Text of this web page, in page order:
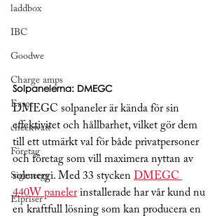
laddbox
IBC
Goodwe
Charge amps
Easee
checkwatt
Företag
Sigenergy
Elpriser
Solpanelerna: DMEGC
DMEGC solpaneler är kända för sin
effektivitet och hållbarhet, vilket gör dem
till ett utmärkt val för både privatpersoner
och företag som vill maximera nyttan av
solenergi. Med 33 stycken DMEGC
440W paneler installerade har vår kund nu
en kraftfull lösning som kan producera en